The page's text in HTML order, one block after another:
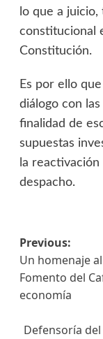
lo que a
constitucional
Constitución.
Es por ello
diálogo con
finalidad de
supuestas
la
despacho.
Previous:
Un homenaje
Fomento del
economía
Defensoría